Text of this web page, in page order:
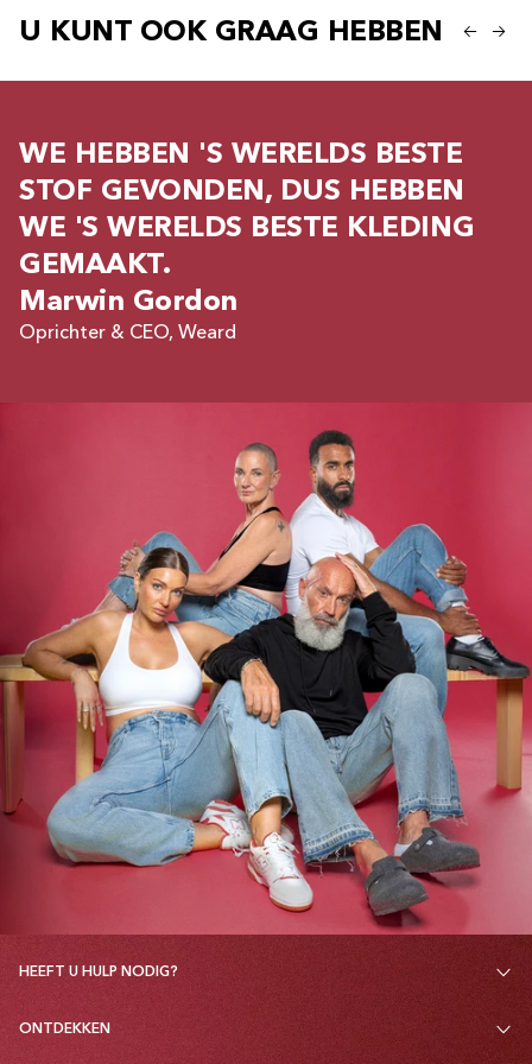
U KUNT OOK GRAAG HEBBEN
WE HEBBEN 'S WERELDS BESTE
STOF GEVONDEN, DUS HEBBEN
WE 'S WERELDS BESTE KLEDING
GEMAAKT.
Marwin Gordon
Oprichter & CEO, Weard
HEEFT U HULP NODIG?
ONTDEKKEN